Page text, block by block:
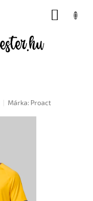
KOSÁR
Márka: Proact